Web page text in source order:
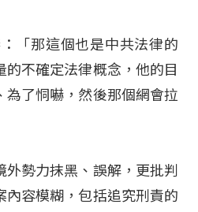
「那這個也是中共法律的
不確定法律概念，他的目
為了恫嚇，然後那個網會拉
勢力抹黑、誤解，更批判
內容模糊，包括追究刑責的